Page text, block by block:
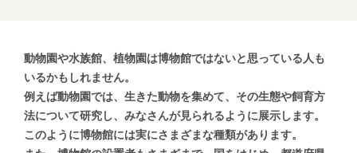
動物園や水族館、植物園は博物館ではないと思っている人も
いるかもしれません。
例えば動物園では、生きた動物を集めて、 その生態や飼育方
法について研究し、 みなさんが見られるように展示します。
このように博物館には実にさまざまな種類があります。